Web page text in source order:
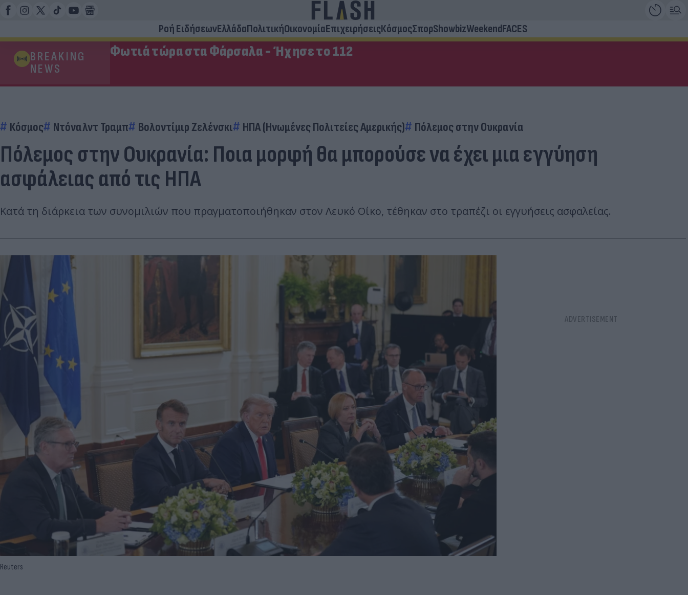
Ροή ΕιδήσεωνΕλλάδαΠολιτικήΟικονομίαΕπιχειρήσειςΚόσμοςΣπορShowbizWeekendFACES
BREAKING
NEWS
Φωτιά τώρα στα Φάρσαλα - Ήχησε το 112
Κόσμος Ντόναλντ Τραμπ Βολοντίμιρ Ζελένσκι ΗΠΑ (Ηνωμένες Πολιτείες Αμερικής) Πόλεμος στην Ουκρανία
Πόλεμος στην Ουκρανία: Ποια μορφή θα μπορούσε να έχει μια εγγύηση
ασφάλειας από τις ΗΠΑ
Κατά τη διάρκεια των συνομιλιών που πραγματοποιήθηκαν στον Λευκό Οίκο, τέθηκαν στο τραπέζι οι εγγυήσεις ασφαλείας.
Reuters